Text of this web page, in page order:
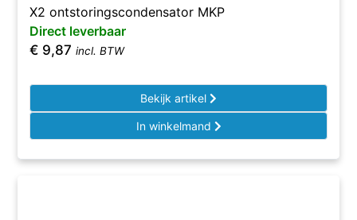
X2 ontstoringscondensator MKP
Direct leverbaar
€ 9,87 incl. BTW
Bekijk artikel
In winkelmand